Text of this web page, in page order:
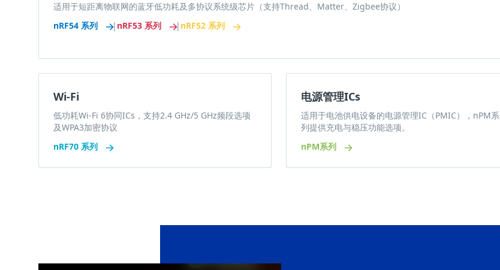
适用于短距离物联网的蓝牙低功耗及多协议系统级芯片（支持Thread、Matter、Zigbee协议）
nRF54 系列
| nRF53 系列 | nRF52 系列
Wi-Fi
低功耗Wi-Fi 6协同ICs，支持2.4 GHz/5 GHz频段选项
及WPA3加密协议
nRF70 系列
电源管理ICs
适用于电池供电设备的电源管理IC（PMIC），nPM系
列提供充电与稳压功能选项。
nPM系列